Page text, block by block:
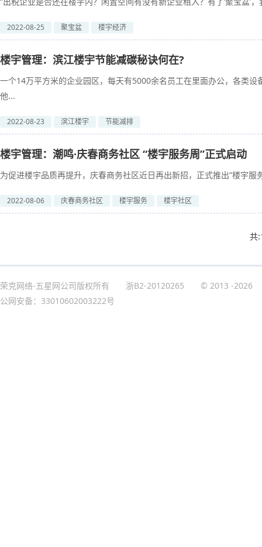
2022-08-25 聚宝盆 楼宇经济
楼宇管理：滨江楼宇节能减碳秘诀何在?
一个14万平方米的企业园区，每天有5000余名员工在里面办公，各类
他...
2022-08-23 滨江楼宇 节能减排
楼宇管理：潮鸣·庆春商务社区 “楼宇服务周”正式启动
为促进楼宇品质再提升，庆春商务社区近日再出新招，正式推出“楼宇服
2022-08-06 庆春商务社区 楼宇服务 楼宇社区
共:
荣克网络-五星网公司版权所有 浙B2-20120265 © 2013 -2026
公网安备：33010602003222号